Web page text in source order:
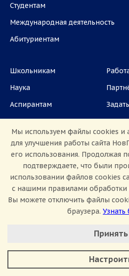
Студентам
Международная деятельность
Абитуриентам
Школьникам
Наука
Аспирантам
СМИ
ул. Большая Санкт-Петербургская, 41,
1101, 1103
Приемная комиссия: +7(8162)33-20-44
Сведения об образовательной организации
Политика конфиденциальности
Мы используем файлы cookies и
для улучшения работы сайта
его использования. Продолжая
подтверждаете, что были
использовании файлов cookies
с нашими правилами
Вы можете отключить файлы
браузера.
Аналитические/
Принять